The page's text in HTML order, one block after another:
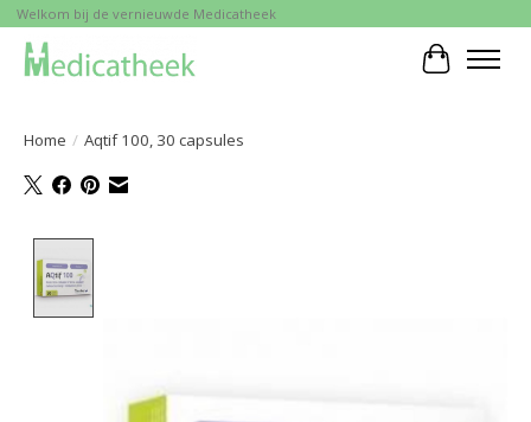
Welkom bij de vernieuwde Medicatheek
Home / Aqtif 100, 30 capsules